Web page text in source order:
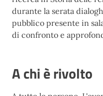
durante la serata
pubblico presente in
di confronto e
A chi è rivolto